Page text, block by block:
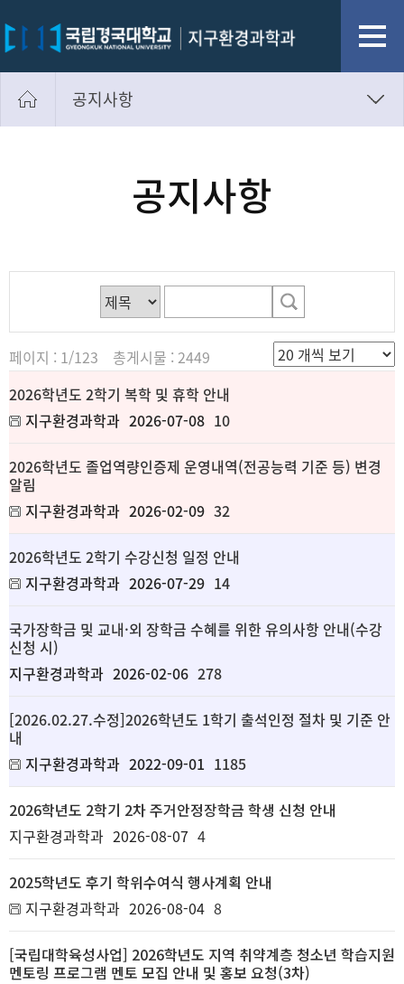
공지사항
공지사항
페이지 : 1/123 총게시물 : 2449
2026학년도 2학기 복학 및 휴학 안내
지구환경과학과 2026-07-08 10
2026학년도 졸업역량인증제 운영내역(전공능력 기준 등) 변경
알림
지구환경과학과 2026-02-09 32
2026학년도 2학기 수강신청 일정 안내
지구환경과학과 2026-07-29 14
국가장학금 및 교내·외 장학금 수혜를 위한 유의사항 안내(수강
신청 시)
지구환경과학과 2026-02-06 278
[2026.02.27.수정]2026학년도 1학기 출석인정 절차 및 기준 안
내
지구환경과학과 2022-09-01 1185
2026학년도 2학기 2차 주거안정장학금 학생 신청 안내
지구환경과학과 2026-08-07 4
2025학년도 후기 학위수여식 행사계획 안내
지구환경과학과 2026-08-04 8
[국립대학육성사업] 2026학년도 지역 취약계층 청소년 학습지원
멘토링 프로그램 멘토 모집 안내 및 홍보 요청(3차)